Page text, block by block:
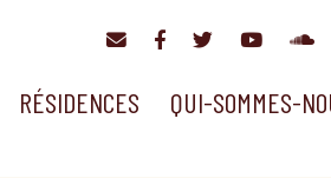
RÉSIDENCES QUI-SOMMES-